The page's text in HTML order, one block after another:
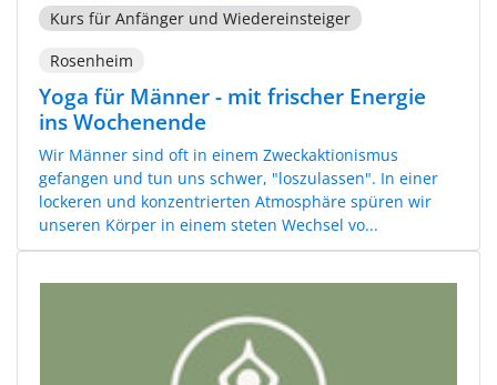
Kurs für Anfänger und Wiedereinsteiger
Rosenheim
Yoga für Männer - mit frischer Energie
ins Wochenende
Wir Männer sind oft in einem Zweckaktionismus
gefangen und tun uns schwer, "loszulassen". In einer
lockeren und konzentrierten Atmosphäre spüren wir
unseren Körper in einem steten Wechsel vo...